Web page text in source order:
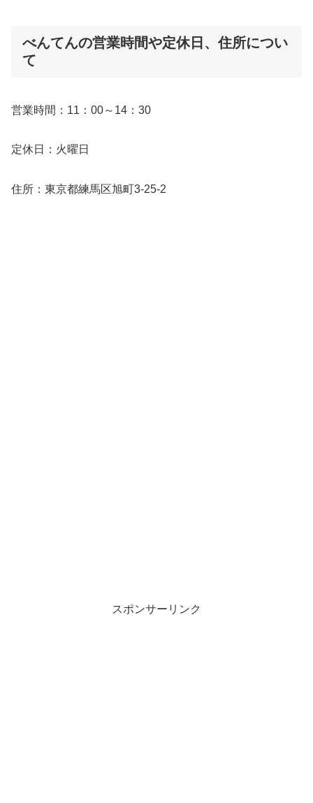
べんてんの営業時間や定休日、住所につい
て
営業時間：11：00～14：30
定休日：火曜日
住所：東京都練馬区旭町3-25-2
スポンサーリンク